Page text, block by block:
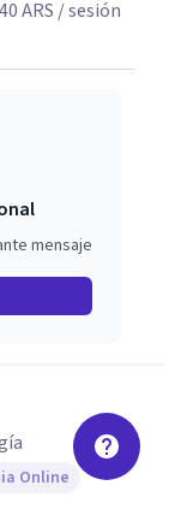
40ARS / sesión
mensaje
Online